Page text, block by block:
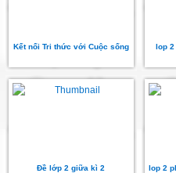
Kết nối Tri thức với Cuộc sống lop
Đề lớp 2 giữa kì 2 lop 2